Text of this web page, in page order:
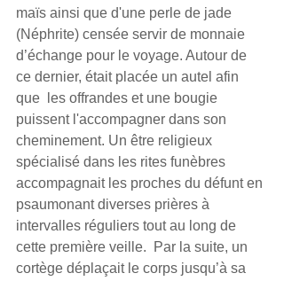
maïs ainsi que d'une perle de jade
(Néphrite) censée servir de monnaie
d’échange pour le voyage. Autour de
ce dernier, était placée un autel afin
que  les offrandes et une bougie
puissent l'accompagner dans son
cheminement. Un être religieux
spécialisé dans les rites funèbres
accompagnait les proches du défunt en
psaumonant diverses prières à
intervalles réguliers tout au long de
cette première veille.  Par la suite, un
cortège déplaçait le corps jusqu’à sa